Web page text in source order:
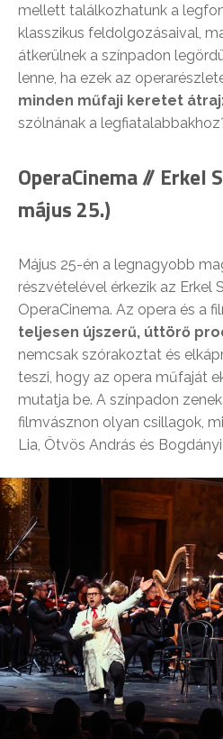
mellett találkozhatunk a
klasszikus feldolgozásaival,
átkerülnek a színpadon
lenne, ha ezek az
minden műfaji keretet
szólnának a
OperaCinema // Erkel
május 25.)
Május 25-én a legnagyobb
részvételével érkezik az Erkel
OperaCinema. Az opera és a
teljesen újszerű, úttörő
nemcsak szórakoztat és
teszi, hogy az opera műfaját
mutatja be. A színpadon
filmvásznon olyan csillagok,
Lia, Ötvös András és